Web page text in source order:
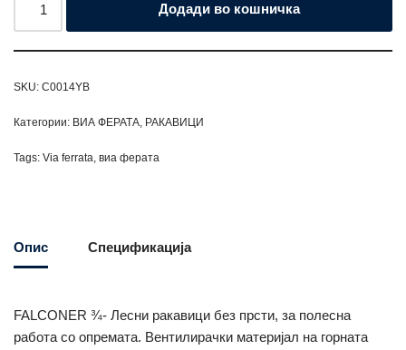
Додади во кошничка
SKU: C0014YB
Категории: ВИА ФЕРАТА, РАКАВИЦИ
Tags: Via ferrata, виа ферата
Опис Спецификација
FALCONER ¾- Лесни ракавици без прсти, за полесна
работа со опремата. Вентилирачки материјал на горната